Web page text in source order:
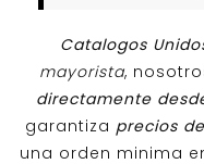
Catalogos
mayorista,
directamente
garantiza precios
una orden minima